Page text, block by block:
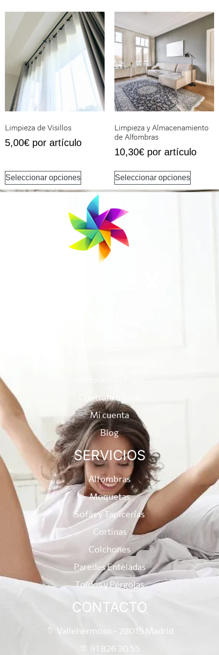
Limpieza de Visillos
5,00€ por artículo
Seleccionar opciones
Limpieza y Almacenamiento
de Alfombras
10,30€ por artículo
Seleccionar opciones
Contrata online
Mi cuenta
Blog
SERVICIOS
Alfombras
Moquetas
Sofás y Tapicerías
Cortinas
Colchones
Paredes Enteladas
Toldos y Pérgolas
CONTACTO
Vallehermoso - 28015 Madrid
91 826 30 55